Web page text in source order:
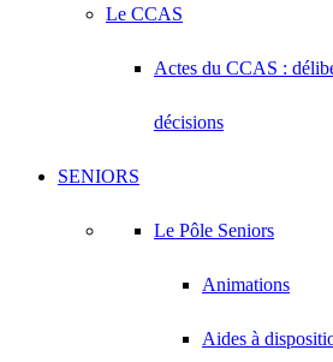
Le CCAS
Actes du CCAS :
décisions
SENIORS
Le Pôle Seniors
Animations
Aides à